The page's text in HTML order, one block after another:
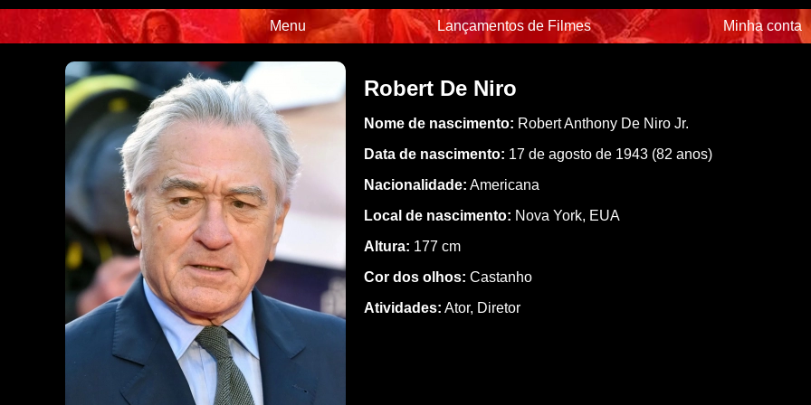
Menu Lançamentos de Filmes Minha conta
Robert De Niro
Nome de nascimento: Robert Anthony De Niro Jr.
Data de nascimento: 17 de agosto de 1943 (82 anos)
Nacionalidade: Americana
Local de nascimento: Nova York, EUA
Altura: 177 cm
Cor dos olhos: Castanho
Atividades: Ator, Diretor